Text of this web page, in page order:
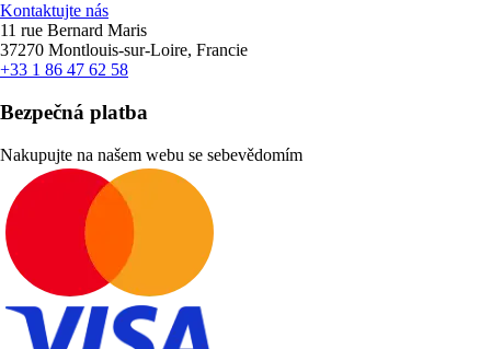
Kontaktujte nás
11 rue Bernard Maris
37270 Montlouis-sur-Loire, Francie
+33 1 86 47 62 58
Bezpečná platba
Nakupujte na našem webu se sebevědomím